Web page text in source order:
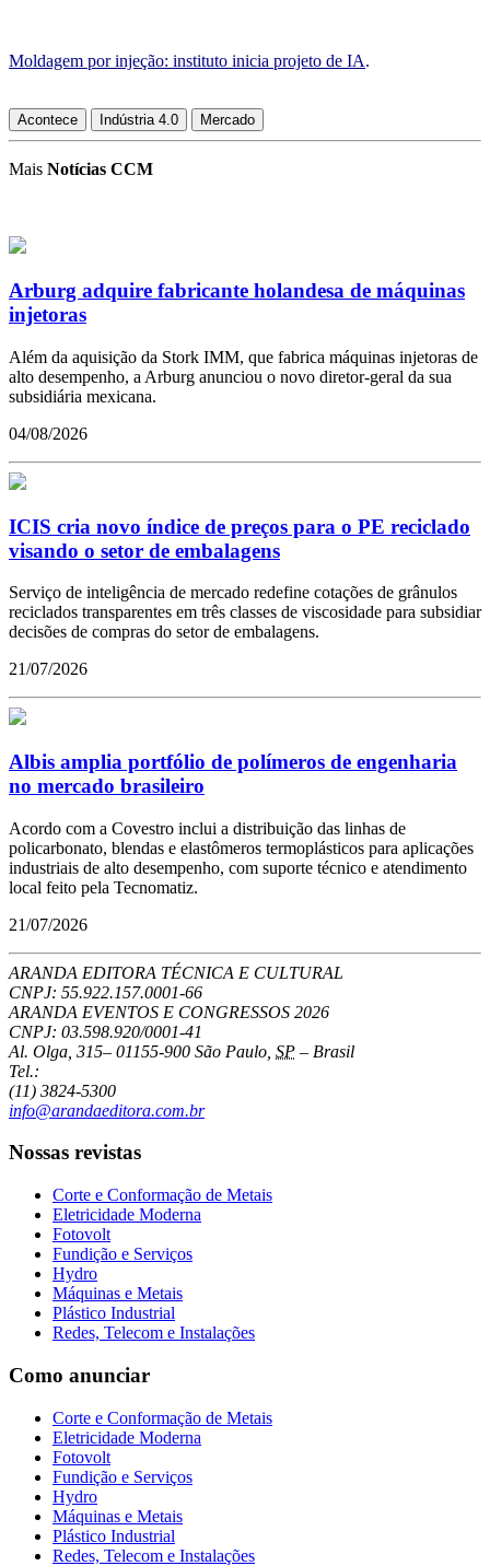
Moldagem por injeção: instituto inicia projeto de IA.
Acontece Indústria 4.0 Mercado
Mais Notícias CCM
Arburg adquire fabricante holandesa de máquinas
injetoras
Além da aquisição da Stork IMM, que fabrica máquinas injetoras de
alto desempenho, a Arburg anunciou o novo diretor-geral da sua
subsidiária mexicana.
04/08/2026
ICIS cria novo índice de preços para o PE reciclado
visando o setor de embalagens
Serviço de inteligência de mercado redefine cotações de grânulos
reciclados transparentes em três classes de viscosidade para subsidiar
decisões de compras do setor de embalagens.
21/07/2026
Albis amplia portfólio de polímeros de engenharia
no mercado brasileiro
Acordo com a Covestro inclui a distribuição das linhas de
policarbonato, blendas e elastômeros termoplásticos para aplicações
industriais de alto desempenho, com suporte técnico e atendimento
local feito pela Tecnomatiz.
21/07/2026
ARANDA EDITORA TÉCNICA E CULTURAL
CNPJ: 55.922.157.0001-66
ARANDA EVENTOS E CONGRESSOS 2026
CNPJ: 03.598.920/0001-41
Al. Olga, 315– 01155-900 São Paulo SP – Brasil
Tel.:
(11) 3824-5300
info@arandaeditora.com.br
Nossas revistas
Corte e Conformação de Metais
Eletricidade Moderna
Fotovolt
Fundição e Serviços
Hydro
Máquinas e Metais
Plástico Industrial
Redes, Telecom e Instalações
Como anunciar
Corte e Conformação de Metais
Eletricidade Moderna
Fotovolt
Fundição e Serviços
Hydro
Máquinas e Metais
Plástico Industrial
Redes, Telecom e Instalações